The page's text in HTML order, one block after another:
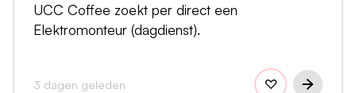
UCC Coffee zoekt per direct een
Elektromonteur (dagdienst).
3 dagen geleden